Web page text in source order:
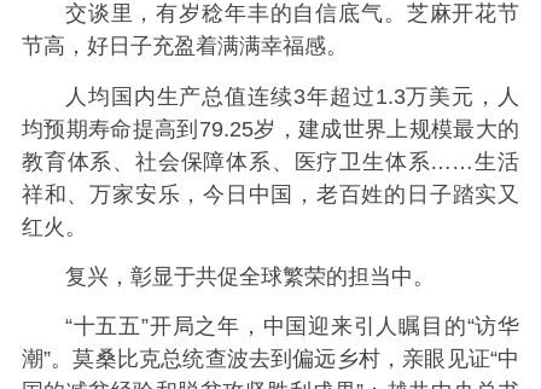
交谈里，有岁稔年丰的自信底气。芝麻开花节
节高，好日子充盈着满满幸福感。
人均国内生产总值连续3年超过1.3万美元，人
均预期寿命提高到79.25岁，建成世界上规模最大的
教育体系、社会保障体系、医疗卫生体系……生活
祥和、万家安乐，今日中国，老百姓的日子踏实又
红火。
复兴，彰显于共促全球繁荣的担当中。
“十五五”开局之年，中国迎来引人瞩目的“访华
潮”。莫桑比克总统查波去到偏远乡村，亲眼见证“中